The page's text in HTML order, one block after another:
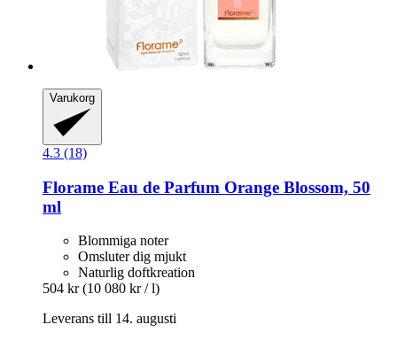
Varukorg
4.3 (18)
Florame Eau de Parfum Orange Blossom, 50
ml
Blommiga noter
Omsluter dig mjukt
Naturlig doftkreation
504 kr (10 080 kr / l)
Leverans till 14. augusti